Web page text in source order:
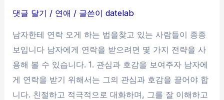
노
하
우
댓글 달기 / 연애 / 글쓴이datelab
남자한테 연락 오게 하는 법을찾고 있는 사람들이 종종
보입니다 남자에게 연락을 받으려면 몇 가지 전략을 사
용해 볼 수 있습니다. 1. 관심과 호감을 보여주자 남자에
게 연락을 받기 위해서는 그의 관심과 호감을 끌어야 합
니다. 친절하고 적극적으로 대화하며, 그를 잘 이해하고